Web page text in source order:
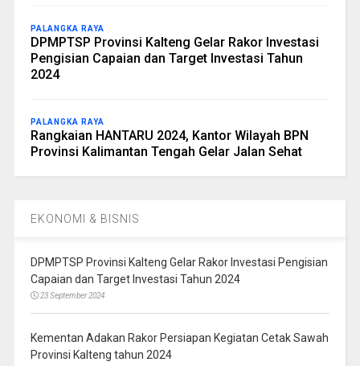
PALANGKA RAYA
DPMPTSP Provinsi Kalteng Gelar Rakor Investasi
Pengisian Capaian dan Target Investasi Tahun
2024
PALANGKA RAYA
Rangkaian HANTARU 2024, Kantor Wilayah BPN
Provinsi Kalimantan Tengah Gelar Jalan Sehat
EKONOMI & BISNIS
DPMPTSP Provinsi Kalteng Gelar Rakor Investasi Pengisian
Capaian dan Target Investasi Tahun 2024
23 September 2024
Kementan Adakan Rakor Persiapan Kegiatan Cetak Sawah
Provinsi Kalteng tahun 2024